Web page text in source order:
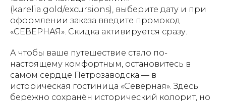
(karelia.gold/excursions), выберите дату и при
оформлении заказа введите промокод
«СЕВЕРНАЯ». Скидка активируется сразу.
А чтобы ваше путешествие стало по-
настоящему комфортным, остановитесь в
самом сердце Петрозаводска — в
историческая гостиница «Северная». Здесь
бережно сохранён исторический колорит, но